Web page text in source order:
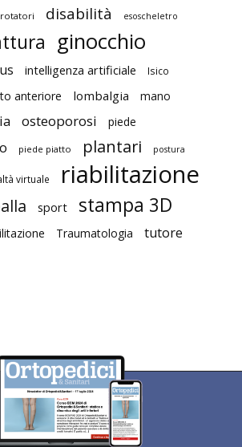
disabilità esoscheletro
ginocchio
intelligenza artificiale Isico
anteriore lombalgia
mano
osteoporosi piede
piede piatto plantari postura
virtuale riabilitazione
sport stampa 3D
Traumatologia tutore